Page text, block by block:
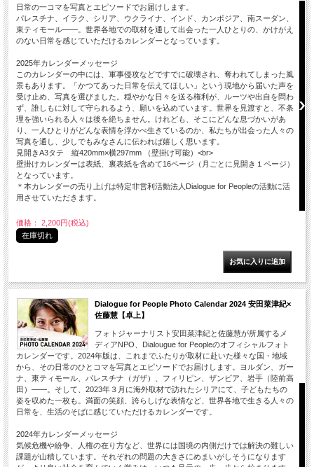
日常の一コマを写真とエピソードでお届けします。
パレスチナ、イラク、シリア、ウクライナ、インド、カンボジア、南スーダン、
東ティモール――。世界各地での取材を通して出会った一人ひとりの、かけがえ
のない日常を感じていただけるカレンダーとなっています。
2025年カレンダーメッセージ
このカレンダーの中には、軍事侵攻などですでに破壊され、奪われてしまった風
景もあります。「かつてあった日常を伝えてほしい」という現地から届いた声を
受け止め、写真を選びました。穏やかな日々を送る権利が、ルーツや出自を問わ
ず、誰しもに対して守られるよう、願いを込めています。世界を見渡すと、不条
理を強いられる人々は後を絶ちません。けれども、そこにどんな息づかいがあ
り、一人ひとりがどんな表情を浮かべ生きているのか、私たちが出会った人々の
写真を通し、少しでもみなさんに伝われば嬉しく思います。
見開きA3タテ 縦420mm×横297mm （壁掛け可能）<br>
壁掛けカレンダーは表紙、裏表紙を含めて16ページ（月ごとに見開き１ページ）
となっています。
＊本カレンダーの売り上げは特定非営利活動法人Dialogue for Peopleの活動に活
用させていただきます。
価格： 2,200円(税込)
在庫切れ
Dialogue for People Photo Calendar 2024 安田菜津紀×
佐藤慧【卓上】
フォトジャーナリスト安田菜津紀と佐藤慧が所属するメ
ディアNPO、Dialougue for Peopleのオフィシャルフォト
カレンダーです。2024年版は、これまでふたりが取材に赴いた様々な国・地域
から、その日常のひとコマを写真とエピソードでお届けします。ヨルダン、ガー
ナ、東ティモール、パレスチナ（ガザ）、フィリピン、ザンビア、岩手（陸前高
田）――。そして、2023年３月に海外取材で訪れたシリアにて、子どもたちの
姿を収めた一枚も。満面の笑顔、誇らしげな表情など、世界各地で生きる人々の
日常を、生活のそばに感じていただけるカレンダーです。
2024年カレンダーメッセージ
気候危機や紛争、人権の在り方など、世界には国境の内側だけでは解決の難しい
課題が山積しています。それぞれの問題の大きさにめまいがしそうになります